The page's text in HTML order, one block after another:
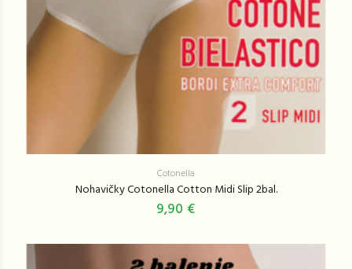
Cotonella
Nohavičky Cotonella Cotton Midi Slip 2bal.
9,90 €